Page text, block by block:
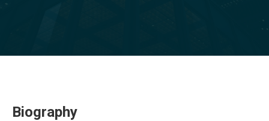
Biography